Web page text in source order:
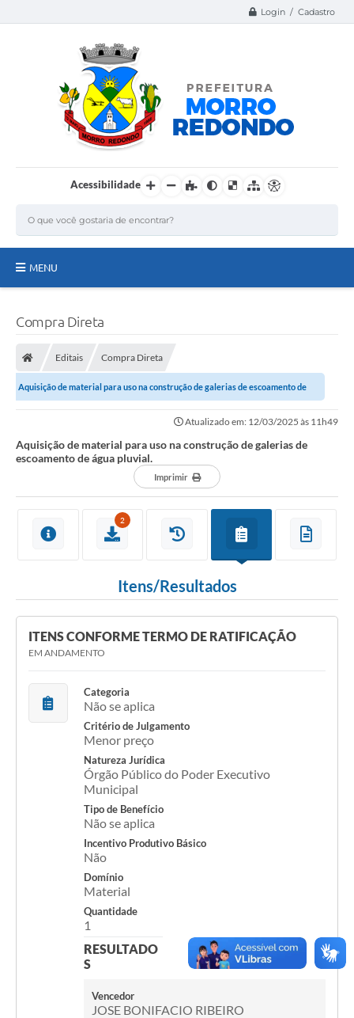
Login / Cadastro
Acessibilidade
MENU
Secretarias
Serviços Online
Esportes
Agenda
Acesso Rápido
Arquivos para Download
Galeria de Vídeos
Compra Direta
Editais Compra Direta
Aquisição de material para uso na construção de galerias de escoamento de
Atualizado em: 12/03/2025 às 11h49
Aquisição de material para uso na construção de galerias de
escoamento de água pluvial.
Imprimir
2
Itens/Resultados
ITENS CONFORME TERMO DE RATIFICAÇÃO
EM ANDAMENTO
Categoria
Não se aplica
Critério de Julgamento
Menor preço
Natureza Jurídica
Órgão Público do Poder Executivo
Municipal
Tipo de Benefício
Não se aplica
Incentivo Produtivo Básico
Não
Domínio
Material
Quantidade
1
RESULTADO
S
Vencedor
JOSE BONIFACIO RIBEIRO